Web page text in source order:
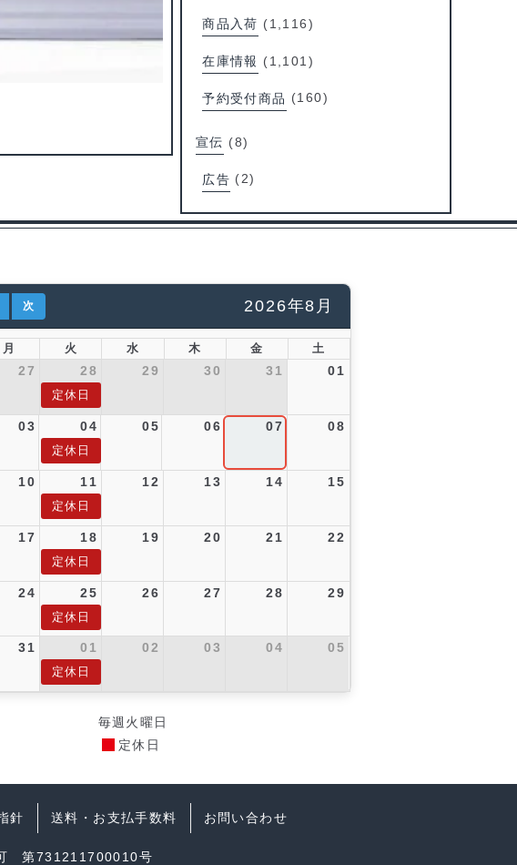
商品入荷 (1,116)
在庫情報 (1,101)
予約受付商品 (160)
宣伝 (8)
広告 (2)
次 2026年8月
月 火 水 木 金 土
27 28 29 30 31 01
定休日
03 04 05 06 07 08
定休日
10 11 12 13 14 15
定休日
17 18 19 20 21 22
定休日
24 25 26 27 28 29
定休日
31 01 02 03 04 05
定休日
毎週火曜日
定休日
針 送料・お支払手数料 お問い合わせ
可 第731211700010号